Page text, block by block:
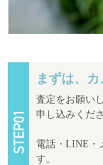
まずは、
査定をお願い
申し込みくだ
電話・LINE・
す。